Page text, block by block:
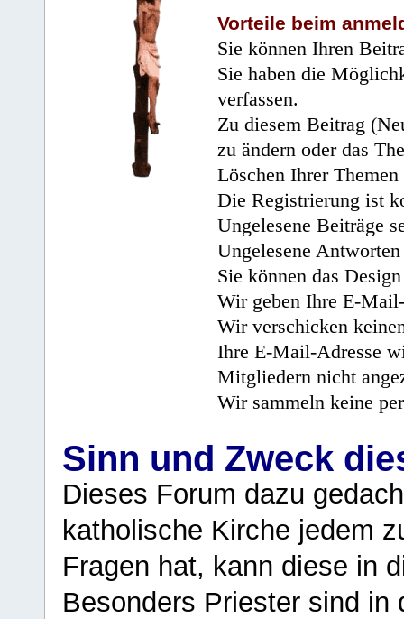
Vorteile beim
Sie können Ihren
Sie haben die
verfassen.
Zu diesem Beitrag
zu ändern oder das
Löschen Ihrer
Die Registrierung ist
Ungelesene Beiträge
Ungelesene
Sie können das
Wir geben Ihre E-
Wir verschicken
Ihre E-Mail-Adresse
Mitgliedern nicht
Wir sammeln keine
Sinn und Zweck
Dieses Forum dazu
katholische Kirche jedem
Fragen hat, kann diese in
Besonders Priester sind in